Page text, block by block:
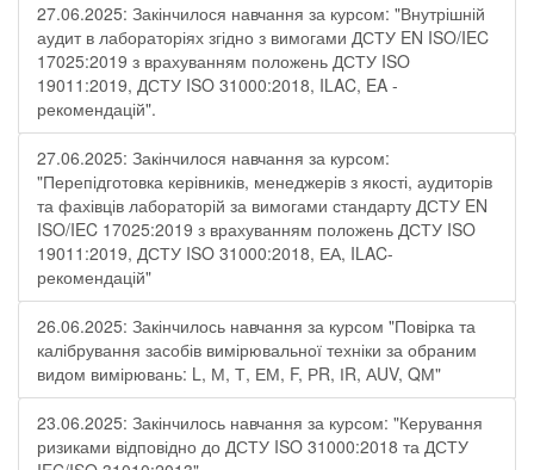
27.06.2025: Закінчилося навчання за курсом: "Внутрішній
аудит в лабораторіях згідно з вимогами ДСТУ EN ISO/IEC
17025:2019 з врахуванням положень ДСТУ ISO
19011:2019, ДСТУ ISO 31000:2018, ILAC, EA -
рекомендацій".
27.06.2025: Закінчилося навчання за курсом:
"Перепідготовка керівників, менеджерів з якості, аудиторів
та фахівців лабораторій за вимогами стандарту ДСТУ EN
ISO/IEC 17025:2019 з врахуванням положень ДСТУ ISO
19011:2019, ДСТУ ISO 31000:2018, ЕА, ILAC-
рекомендацій"
26.06.2025: Закінчилось навчання за курсом "Повірка та
калібрування засобів вимірювальної техніки за обраним
видом вимірювань: L, М, Т, ЕМ, F, РR, ІR, АUV, QМ"
23.06.2025: Закінчилось навчання за курсом: "Керування
ризиками відповідно до ДСТУ ISO 31000:2018 та ДСТУ